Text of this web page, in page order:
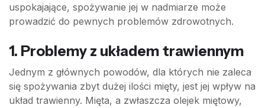
uspokajające, spożywanie jej w nadmiarze może
prowadzić do pewnych problemów zdrowotnych.
1. Problemy z układem trawiennym
Jednym z głównych powodów, dla których nie zaleca
się spożywania zbyt dużej ilości mięty, jest jej wpływ na
układ trawienny. Mięta, a zwłaszcza olejek miętowy,